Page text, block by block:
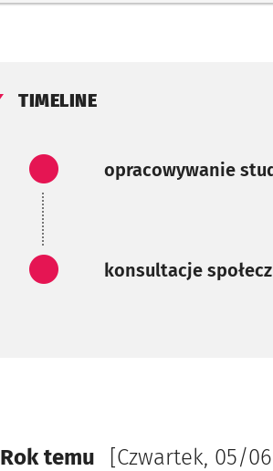
TIMELINE
Zadanie
opracowywanie
Zadanie
konsultacje
Rok temu [Czwartek, 05/